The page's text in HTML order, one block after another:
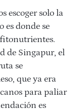
escoger solo la
es donde se
de Singapur, el
se
que ya era
para paliar
es